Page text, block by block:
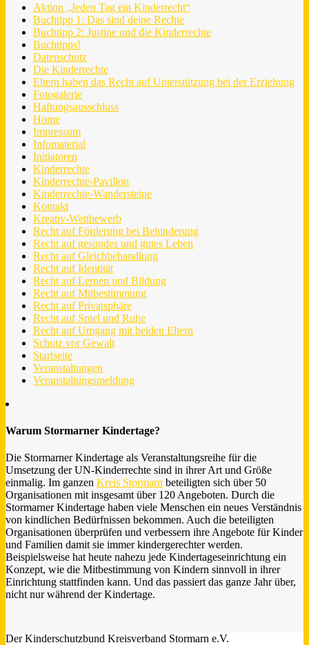
Aktion „Jeden Tag ein Kinderrecht“
Buchtipp 1: Das sind deine Rechte
Buchtipp 2: Justine und die Kinderrechte
Buchtipps!
Datenschutz
Die Kinderrechte
Eltern haben das Recht auf Unterstützung bei der Erziehung
Fotogalerie
Haftungsausschluss
Home
Impressum
Infomaterial
Initiatoren
Kinderrechte
Kinderrechte-Pavillon
Kinderrechte-Wandersteine
Kontakt
Kreativ-Wettbewerb
Recht auf Förderung bei Behinderung
Recht auf gesundes und gutes Leben
Recht auf Gleichbehandlung
Recht auf Identität
Recht auf Lernen und Bildung
Recht auf Mitbestimmung
Recht auf Privatsphäre
Recht auf Spiel und Ruhe
Recht auf Umgang mit beiden Eltern
Schutz vor Gewalt
Startseite
Veranstaltungen
Veranstaltungsmeldung
Warum Stormarner Kindertage?
Die Stormarner Kindertage als Veranstaltungsreihe für die
Umsetzung der UN-Kinderrechte sind in ihrer Art und Größe
einmalig. Im ganzen Kreis Stormarn beteiligten sich über 50
Organisationen mit insgesamt über 120 Angeboten. Durch die
Stormarner Kindertage haben viele Menschen ein neues Verständnis
von kindlichen Bedürfnissen bekommen. Auch die beteiligten
Organisationen überprüfen und verbessern ihre Angebote für Kinder
und Familien damit sie immer kindergerechter werden.
Beispielsweise hat heute nahezu jede Kindertageseinrichtung ein
Konzept, wie die Mitbestimmung von Kindern sinnvoll in ihrer
Einrichtung stattfinden kann. Und das passiert das ganze Jahr über,
nicht nur während der Kindertage.
Der Kinderschutzbund Kreisverband Stormarn e.V.